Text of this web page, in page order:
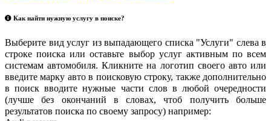
Как найти нужную услугу в поиске?
Выберите вид услуг из выпадающего списка "Услуги" слева в
строке поиска или оставьте выбор услуг активным по всем
системам автомобиля. Кликните на логотип своего авто или
введите марку авто в поисковую строку, также дополнительно
в поиск вводите нужные части слов в любой очередности
(лучше без окончаний в словах, чтоб получить больше
результатов поиска по своему запросу) например: